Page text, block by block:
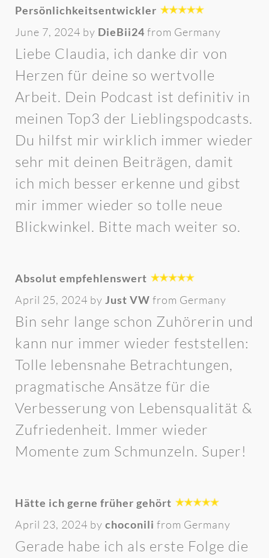
Persönlichkeitsentwickler
June 7, 2024 by DieBii24 from Germany
Liebe Claudia, ich danke dir von
Herzen für deine so wertvolle
Arbeit. Dein Podcast ist definitiv in
meinen Top3 der Lieblingspodcasts.
Du hilfst mir wirklich immer wieder
sehr mit deinen Beiträgen, damit
ich mich besser erkenne und gibst
mir immer wieder so tolle neue
Blickwinkel. Bitte mach weiter so.
Absolut empfehlenswert
April 25, 2024 by Just VW from Germany
Bin sehr lange schon Zuhörerin und
kann nur immer wieder feststellen:
Tolle lebensnahe Betrachtungen,
pragmatische Ansätze für die
Verbesserung von Lebensqualität &
Zufriedenheit. Immer wieder
Momente zum Schmunzeln. Super!
Hätte ich gerne früher gehört
April 23, 2024 by choconili from Germany
Gerade habe ich als erste Folge die